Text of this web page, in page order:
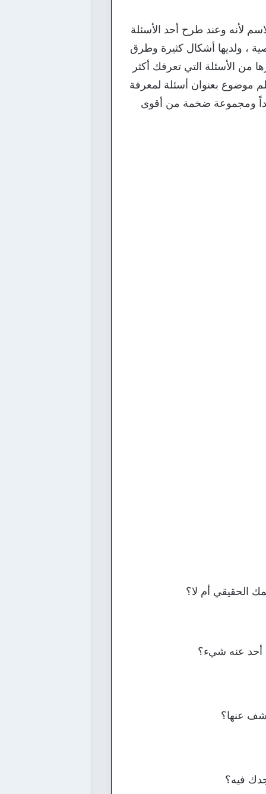
لأنه وعند طرح أحد الأسئلة
، ولديها أشكال كثيرة وطرق
من الأسئلة التي تعرفك أكثر
موضوع بعنوان أسئلة لمعرفة
جداً ومجموعة ضخمة من أقوى
الحقيقي أم لا؟
أحد عنه شيء؟
عنها؟
فيه؟